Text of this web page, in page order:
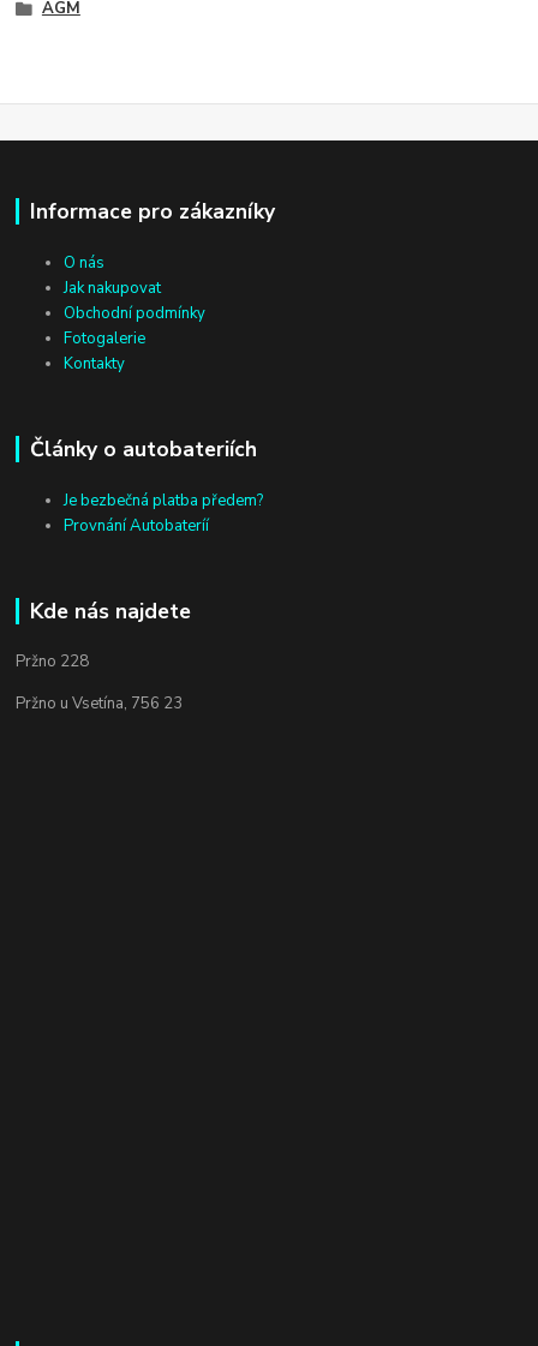
AGM
Informace pro zákazníky
O nás
Jak nakupovat
Obchodní podmínky
Fotogalerie
Kontakty
Články o autobateriích
Je bezbečná platba předem?
Provnání Autobateríí
Kde nás najdete
Pržno 228
Pržno u Vsetína, 756 23